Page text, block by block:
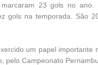
23 gols no ano.
gols na temporada. São
um papel importante
pelo Campeonato